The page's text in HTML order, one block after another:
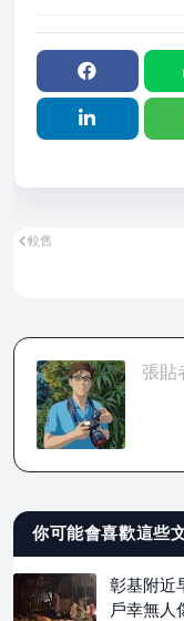
較舊
張貼
你可能會喜歡這些
彰基附近
戶幸無人